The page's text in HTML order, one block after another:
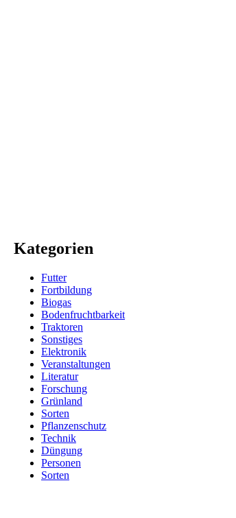
Kategorien
Futter
Fortbildung
Biogas
Bodenfruchtbarkeit
Traktoren
Sonstiges
Elektronik
Veranstaltungen
Literatur
Forschung
Grünland
Sorten
Pflanzenschutz
Technik
Düngung
Personen
Sorten